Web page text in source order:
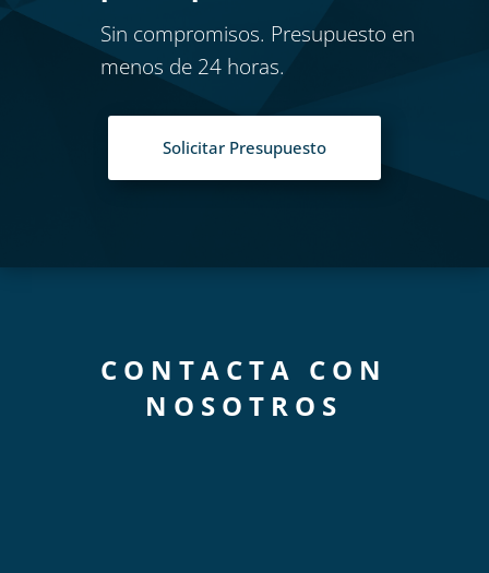
Sin compromisos. Presupuesto en
menos de 24 horas.
Solicitar Presupuesto
CONTACTA CON
NOSOTROS